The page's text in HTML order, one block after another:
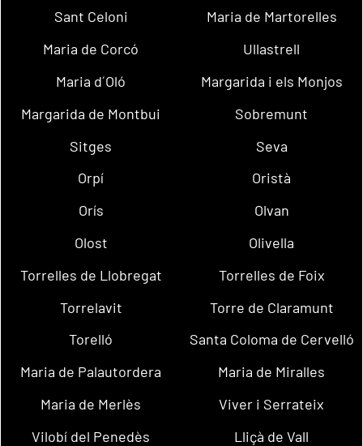
Sant Celoni
Maria de Martorelles
Maria de Corcó
Ullastrell
Maria d´Oló
Margarida i els Monjos
Margarida de Montbui
Sobremunt
Sitges
Seva
Orpí
Oristà
Orís
Olvan
Olost
Olivella
Torrelles de Llobregat
Torrelles de Foix
Torrelavit
Torre de Claramunt
Torelló
Santa Coloma de Cervelló
Maria de Palautordera
Maria de Miralles
Maria de Merlès
Viver i Serrateix
Vilobí del Penedès
Lliçà de Vall